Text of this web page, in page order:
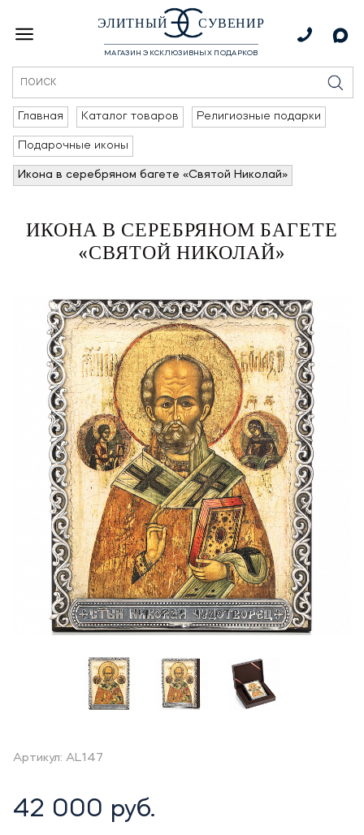
ЭЛИТНЫЙ СУВЕНИР
МАГАЗИН ЭКСКЛЮЗИВНЫХ ПОДАРКОВ
Главная Каталог товаров Религиозные подарки
Подарочные иконы
Икона в серебряном багете «Святой Николай»
ИКОНА В СЕРЕБРЯНОМ БАГЕТЕ
«СВЯТОЙ НИКОЛАЙ»
Артикул: AL147
42 000 руб.